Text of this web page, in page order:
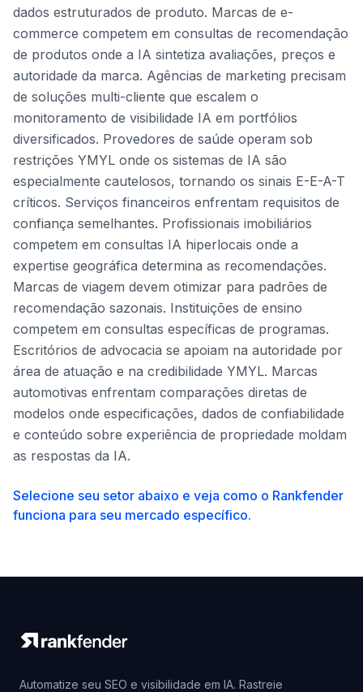
dados estruturados de produto. Marcas de e-
commerce competem em consultas de recomendação
de produtos onde a IA sintetiza avaliações, preços e
autoridade da marca. Agências de marketing precisam
de soluções multi-cliente que escalem o
monitoramento de visibilidade IA em portfólios
diversificados. Provedores de saúde operam sob
restrições YMYL onde os sistemas de IA são
especialmente cautelosos, tornando os sinais E-E-A-T
críticos. Serviços financeiros enfrentam requisitos de
confiança semelhantes. Profissionais imobiliários
competem em consultas IA hiperlocais onde a
expertise geográfica determina as recomendações.
Marcas de viagem devem otimizar para padrões de
recomendação sazonais. Instituições de ensino
competem em consultas específicas de programas.
Escritórios de advocacia se apoiam na autoridade por
área de atuação e na credibilidade YMYL. Marcas
automotivas enfrentam comparações diretas de
modelos onde especificações, dados de confiabilidade
e conteúdo sobre experiência de propriedade moldam
as respostas da IA.
Selecione seu setor abaixo e veja como o Rankfender
funciona para seu mercado específico.
Automatize seu SEO e visibilidade em IA. Rastreie